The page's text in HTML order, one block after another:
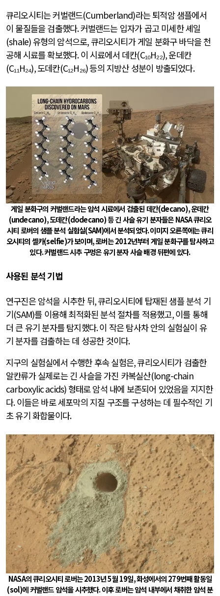
큐리오시티는 커벌랜드(Cumberland)라는 퇴적암 샘플에서
이 물질들을 검출했다.커벌랜드는 입자가 곱고 미세한 셰일
(shale)유형의 암석으로,큐리오시티가 게일 분화구 바닥을 천
공해 시료를 확보했다.이 시료에서 데칸(C₁₀H₂₂),운데칸
(C₁₁H₂₄),도데칸(C₁₂H₂₆)등의 지방산 성분이 방출되었다.
게일 분화구의 커벌랜드라는 암석 시료에서 검출된 데칸(decano),운데칸
(undecano),도데칸(dodecano)등 긴 사슬 유기 분자들은NASA큐리오
시티 로버의 샘플 분석 실험실(SAM)에서 분석되었다.이미지 오른쪽에는 큐리
오시티의 셀카(selfie)가 보이며,로버는2012년부터 게일 분화구를 탐사하고
있다.커벌랜드 시추 구멍은 유기 분자 사슬 배경 뒤편에 있다.
사용된 분석 기법
연구진은 암석을 시추한 뒤,큐리오시티에 탑재된 샘플 분석 기
기(SAM)를 이용해 최적화된 분석 절차를 적용했고,이를 통해
더 큰 유기 분자를 탐지했다.이 작은 탐사차 안의 실험실이 유
기 분자를 검출하는 데 성공한 것이다.
지구의 실험실에서 수행한 후속 실험은,큐리오시티가 검출한
알칸류가 실제로는 긴 사슬을 가진 카복실산(long-chain
carboxylic acids)형태로 암석 내에 보존되어 있었음을 지지한
다.이들은 바로 세포막의 지질 구조를 구성하는 데 필수적인 기
초 유기 화합물이다.
NASA의 큐리오시티 로버는2013년5월19일,화성에서의279번째 활동일
(sol)에 커벌랜드 암석을 시추했다.이후 로버는 암석 내부에서 채취한 암석 분